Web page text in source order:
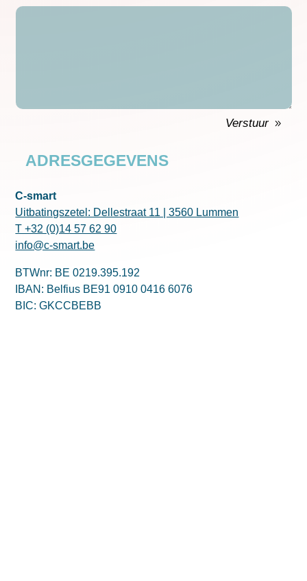
Verstuur
ADRESGEGEVENS
C-smart
Uitbatingszetel: Dellestraat 11 | 3560 Lummen
T +32 (0)14 57 62 90
info@c-smart.be
BTWnr: BE 0219.395.192
IBAN: Belfius BE91 0910 0416 6076
BIC: GKCCBEBB